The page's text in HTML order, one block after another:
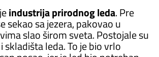
industrija prirodnog leda. Pre
sekao sa jezera, pakovao u
slao širom sveta. Postojale su
skladišta leda. To je bio vrlo